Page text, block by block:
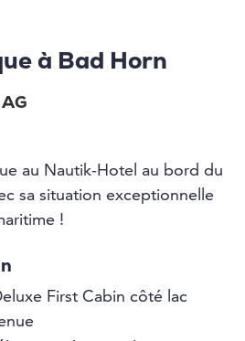
à Bad Horn
au Nautik-Hotel au bord du
sa situation exceptionnelle
!
First Cabin côté lac